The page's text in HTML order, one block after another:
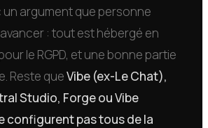
un argument que personne
: tout est hébergé en
le RGPD, et une bonne partie
Reste queVibe (ex-Le Chat),
Studio, Forge ou Vibe
configurent pas tous de la